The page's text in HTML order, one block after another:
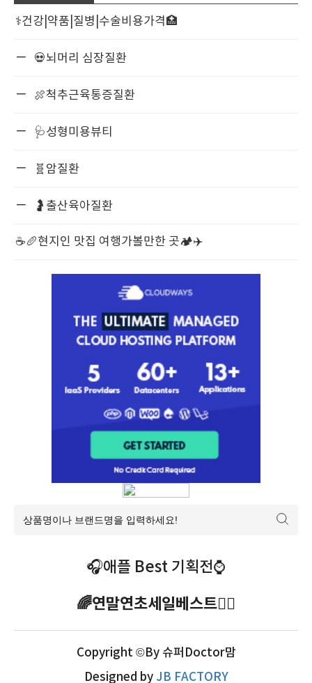
⚕️건강|약품|질병|수술비용가격🏥
💀뇌머리 심장질환
🍖척추근육통증질환
🩺성형미용뷰티
🧬암질환
🤰출산육아질환
☕️🥖현지인 맛집 여행가볼만한 곳🏕️✈️
🎧애플 Best 기획전⌚️
🌈연말연초세일베스트🧜‍♀️
Copyright ©By 슈퍼Doctor맘
Designed by JB FACTORY